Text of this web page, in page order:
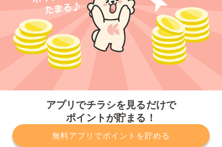
アプリでチラシを見るだけで
ポイントが貯まる！
無料アプリでポイントを貯める